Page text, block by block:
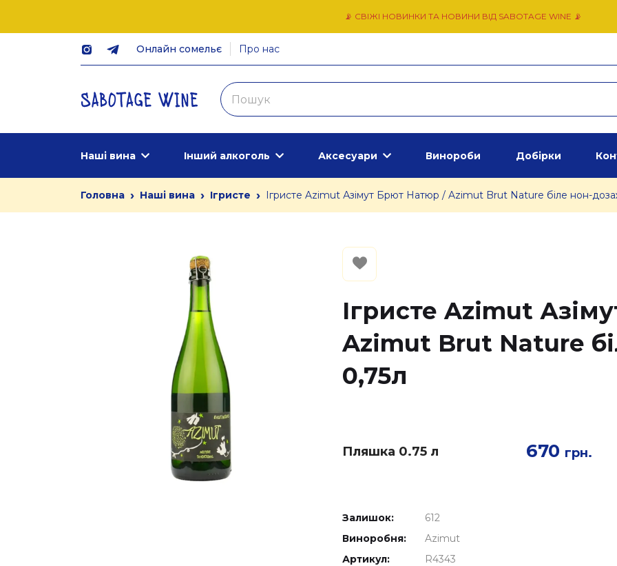
📡 СВІЖІ НОВИНКИ ТА НОВИНИ ВІД SABOTAGE WINE 📡
Онлайн сомельє Про нас
Наші вина Інший алкоголь Аксесуари Винороби Добірки
Головна › Наші вина › Ігристе › Ігристе Azimut Азімут Брют Натюр / Azimut Brut Nature біле нон-
Ігристе Azimut
Azimut Brut Nature
0,75л
Пляшка 0.75 л 670 грн.
Залишок:
612
Виноробня:
Azimut
Артикул:
R4343